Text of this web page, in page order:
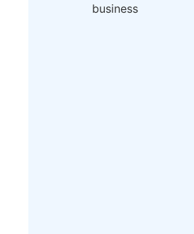
business